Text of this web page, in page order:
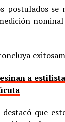
postulados se
a
que